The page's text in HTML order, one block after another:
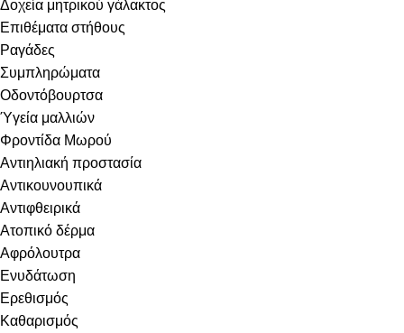
Δοχεία μητρικού γάλακτος
Επιθέματα στήθους
Ραγάδες
Συμπληρώματα
Οδοντόβουρτσα
Ύγεία μαλλιών
Φροντίδα Μωρού
Αντιηλιακή προστασία
Αντικουνουπικά
Αντιφθειρικά
Ατοπικό δέρμα
Αφρόλουτρα
Ενυδάτωση
Ερεθισμός
Καθαρισμός